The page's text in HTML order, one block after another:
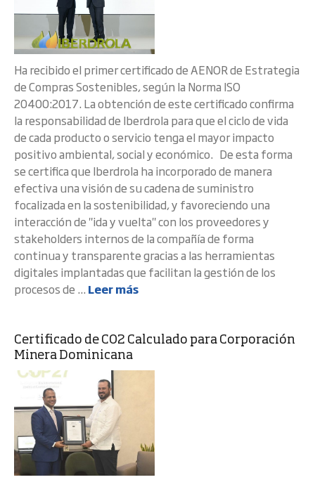
Ha recibido el primer certificado de AENOR de Estrategia
de Compras Sostenibles, según la Norma ISO
20400:2017. La obtención de este certificado confirma
la responsabilidad de Iberdrola para que el ciclo de vida
de cada producto o servicio tenga el mayor impacto
positivo ambiental, social y económico. De esta forma
se certifica que Iberdrola ha incorporado de manera
efectiva una visión de su cadena de suministro
focalizada en la sostenibilidad, y favoreciendo una
interacción de "ida y vuelta" con los proveedores y
stakeholders internos de la compañía de forma
continua y transparente gracias a las herramientas
digitales implantadas que facilitan la gestión de los
procesos de ... Leer más
Certificado de CO2 Calculado para Corporación
Minera Dominicana